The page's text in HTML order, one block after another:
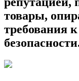
товары,
требования